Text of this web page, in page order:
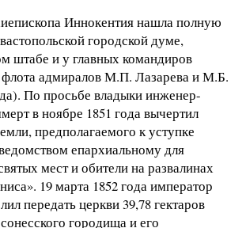
Иннокентия нашла полную
городской думе,
штабе и у главных командиров
адмиралов М.П. Лазарева и М.Б.
По просьбе владыки инженер-
в ноябре 1851 года вычертил
предполагаемого к уступке
епархиальному для
мест и обители на развалинах
19 марта 1852 года император
передать церкви 39,78 гектаров
городища и его